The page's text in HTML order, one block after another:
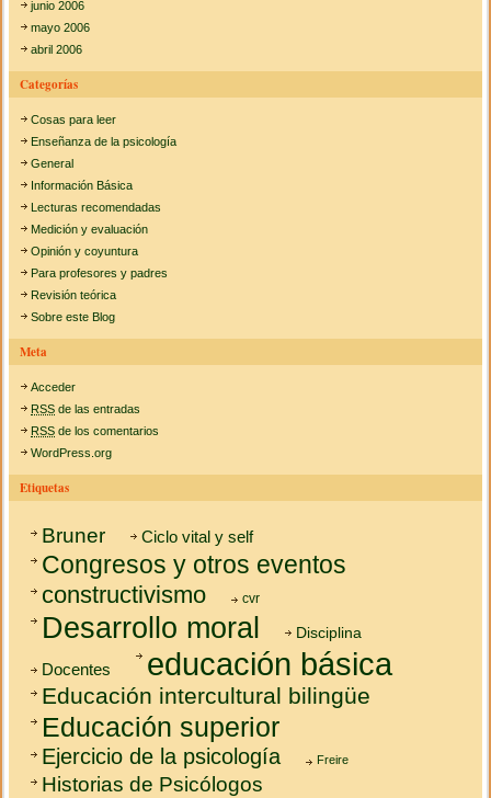
junio 2006
mayo 2006
abril 2006
Categorías
Cosas para leer
Enseñanza de la psicología
General
Información Básica
Lecturas recomendadas
Medición y evaluación
Opinión y coyuntura
Para profesores y padres
Revisión teórica
Sobre este Blog
Meta
Acceder
RSS de las entradas
RSS de los comentarios
WordPress.org
Etiquetas
Bruner Ciclo vital y self
Congresos y otros eventos
constructivismo cvr
Desarrollo moral Disciplina
Docentes educación básica
Educación intercultural bilingüe
Educación superior
Ejercicio de la psicología Freire
Historias de Psicólogos